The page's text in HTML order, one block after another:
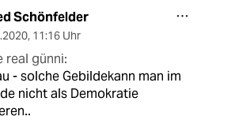
Schönfelder
, 11:16 Uhr
real günni:
- solche Gebildekann man im
nicht als Demokratie